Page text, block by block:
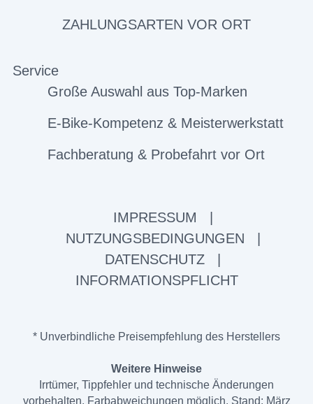
ZAHLUNGSARTEN VOR ORT
Service
Große Auswahl aus Top-Marken
E-Bike-Kompetenz & Meisterwerkstatt
Fachberatung & Probefahrt vor Ort
IMPRESSUM
NUTZUNGSBEDINGUNGEN
DATENSCHUTZ
INFORMATIONSPFLICHT
* Unverbindliche Preisempfehlung des Herstellers
Weitere Hinweise
Irrtümer, Tippfehler und technische Änderungen
vorbehalten. Farbabweichungen möglich. Stand: März